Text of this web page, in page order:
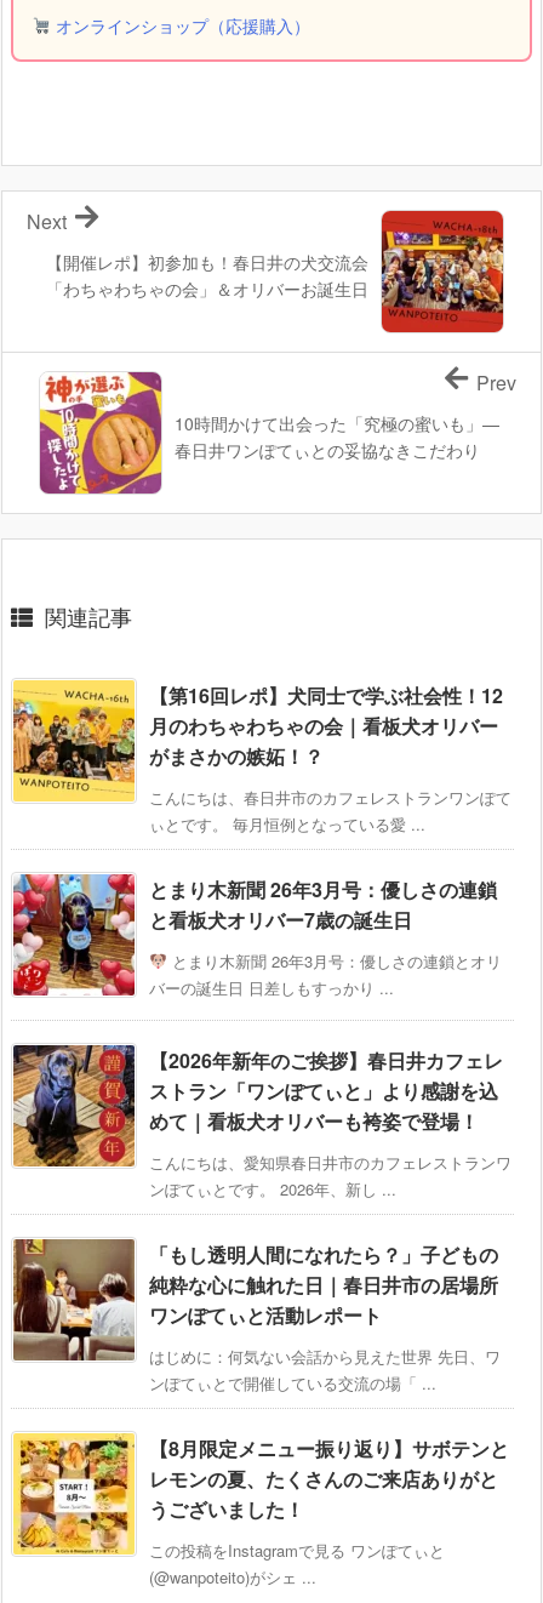
オンラインショップ（応援購入）
【開催レポ】初参加も！春日井の犬交流会
「わちゃわちゃの会」＆オリバーお誕生日
Next
10時間かけて出会った「究極の蜜いも」—
春日井ワンぽてぃとの妥協なきこだわり
Prev
関連記事
【第16回レポ】犬同士で学ぶ社会性！12
月のわちゃわちゃの会｜看板犬オリバー
がまさかの嫉妬！？
こんにちは、春日井市のカフェレストランワンぽて
ぃとです。 毎月恒例となっている愛 ...
とまり木新聞 26年3月号：優しさの連鎖
と看板犬オリバー7歳の誕生日
とまり木新聞 26年3月号：優しさの連鎖とオリ
バーの誕生日 日差しもすっかり ...
【2026年新年のご挨拶】春日井カフェレ
ストラン「ワンぽてぃと」より感謝を込
めて｜看板犬オリバーも袴姿で登場！
こんにちは、愛知県春日井市のカフェレストランワ
ンぽてぃとです。 2026年、新し ...
「もし透明人間になれたら？」子どもの
純粋な心に触れた日｜春日井市の居場所
ワンぽてぃと活動レポート
はじめに：何気ない会話から見えた世界 先日、ワ
ンぽてぃとで開催している交流の場「 ...
【8月限定メニュー振り返り】サボテンと
レモンの夏、たくさんのご来店ありがと
うございました！
この投稿をInstagramで見る ワンぽてぃと
(@wanpoteito)がシェ ...